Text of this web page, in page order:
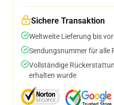
Sichere Transaktion
Weltweite Lieferung bis
Sendungsnummer für alle
Vollständige
erhalten wurde